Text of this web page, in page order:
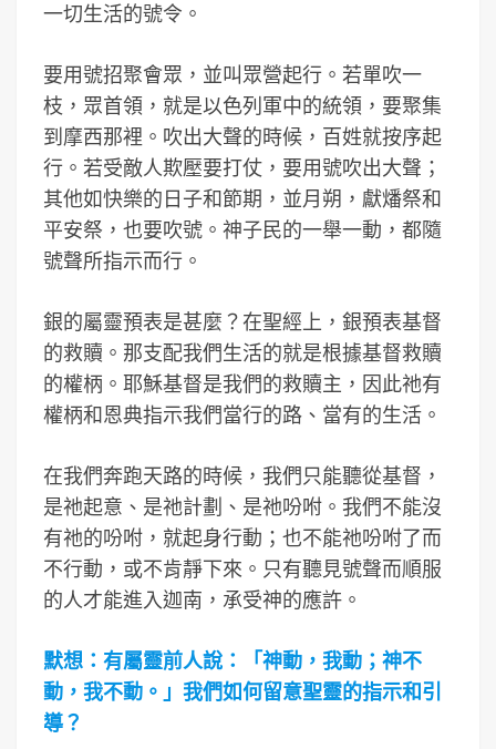
一切生活的號令。
要用號招聚會眾，並叫眾營起行。若單吹一
枝，眾首領，就是以色列軍中的統領，要聚集
到摩西那裡。吹出大聲的時候，百姓就按序起
行。若受敵人欺壓要打仗，要用號吹出大聲；
其他如快樂的日子和節期，並月朔，獻燔祭和
平安祭，也要吹號。神子民的一舉一動，都隨
號聲所指示而行。
銀的屬靈預表是甚麼？在聖經上，銀預表基督
的救贖。那支配我們生活的就是根據基督救贖
的權柄。耶穌基督是我們的救贖主，因此祂有
權柄和恩典指示我們當行的路、當有的生活。
在我們奔跑天路的時候，我們只能聽從基督，
是祂起意、是祂計劃、是祂吩咐。我們不能沒
有祂的吩咐，就起身行動；也不能祂吩咐了而
不行動，或不肯靜下來。只有聽見號聲而順服
的人才能進入迦南，承受神的應許。
默想：有屬靈前人說：「神動，我動；神不
動，我不動。」我們如何留意聖靈的指示和引
導？